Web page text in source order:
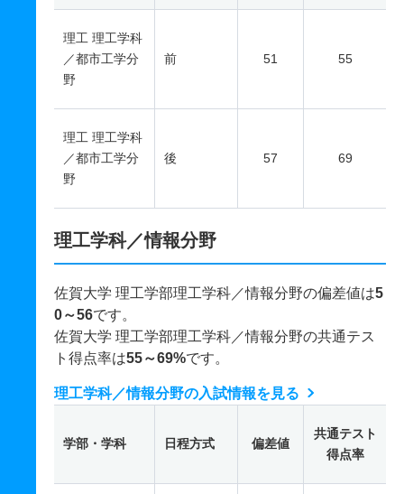
理工 理工学科
／都市工学分
野
前 51 55
理工 理工学科
／都市工学分
野
後 57 69
理工学科／情報分野
佐賀大学 理工学部理工学科／情報分野の偏差値は5
0～56です。
佐賀大学 理工学部理工学科／情報分野の共通テス
ト得点率は55～69%です。
理工学科／情報分野の入試情報を見る
学部・学科 日程方式 偏差値
共通テスト
得点率